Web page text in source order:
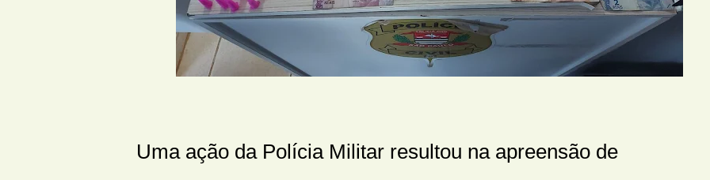
Uma ação da Polícia Militar resultou na apreensão de